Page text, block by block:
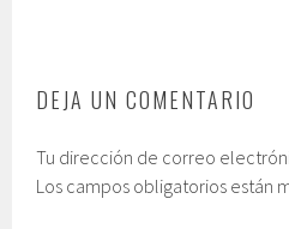
DEJA UN COMENTARIO
Tu dirección de correo
Los campos obligatorios están